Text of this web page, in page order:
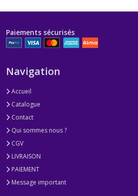
Paiements sécurisés
Navigation
Accueil
Catalogue
Contact
Qui sommes nous ?
CGV
LIVRAISON
PAIEMENT
Message important